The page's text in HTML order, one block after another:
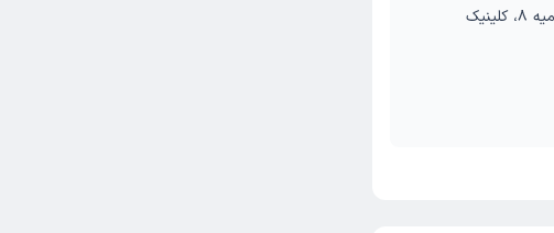
مشهد، میدان امام علی، نبش امامیه 8، کلینیک